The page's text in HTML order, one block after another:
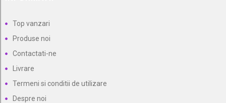
Top vanzari
Produse noi
Contactati-ne
Livrare
Termeni si conditii de utilizare
Despre noi